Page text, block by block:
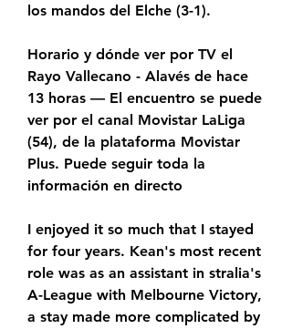
los mandos del Elche (3-1).
Horario y dónde ver por TV el
Rayo Vallecano - Alavés de hace
13 horas — El encuentro se puede
ver por el canal Movistar LaLiga
(54), de la plataforma Movistar
Plus. Puede seguir toda la
información en directo
I enjoyed it so much that I stayed
for four years. Kean's most recent
role was as an assistant in stralia's
A-League with Melbourne Victory,
a stay made more complicated by